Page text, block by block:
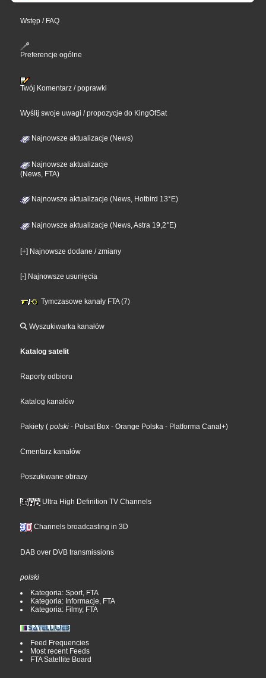
Wstęp / FAQ
Preferencje ogólne
Twój Komentarz / poprawki
Wyślij swoje uwagi / propozycje do KingOfSat
Najnowsze aktualizacje (News)
Najnowsze aktualizacje
(News, FTA)
Najnowsze aktualizacje (News, Hotbird 13°E)
Najnowsze aktualizacje (News, Astra 19,2°E)
[+] Najnowsze dodane / zmiany
[-] Najnowsze usunięcia
Tymczasowe kanały FTA (7)
Wyszukiwarka kanałów
Katalog satelit
Raporty odbioru
Katalog kanałów
Pakiety ( polski - Polsat Box - Orange Polska - Platforma Canal+)
Cmentarz kanałów
Poszukiwane obrazy
Ultra High Definition TV Channels
Channels broadcasting in 3D
DAB over DVB transmissions
polski
Kategoria: Sport, FTA
Kategoria: Informacje, FTA
Kategoria: Filmy, FTA
Feed Frequencies
Most recent Feeds
FTA Satellite Board